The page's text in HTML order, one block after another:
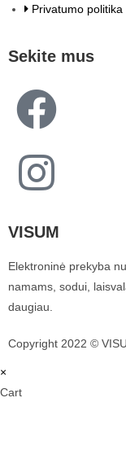
VISUM
Elektroninė prekyba
namams, sodui,
daugiau.
Copyright 2022 ©
Sekite mus
Privatumo politika
×
Cart